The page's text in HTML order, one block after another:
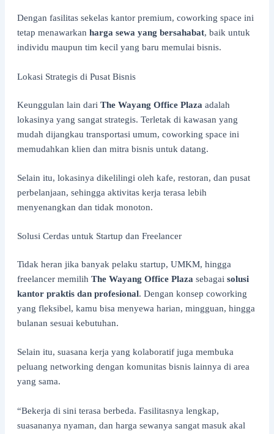
Dengan fasilitas sekelas kantor premium, coworking space ini
tetap menawarkan harga sewa yang bersahabat, baik untuk
individu maupun tim kecil yang baru memulai bisnis.
Lokasi Strategis di Pusat Bisnis
Keunggulan lain dari The Wayang Office Plaza adalah
lokasinya yang sangat strategis. Terletak di kawasan yang
mudah dijangkau transportasi umum, coworking space ini
memudahkan klien dan mitra bisnis untuk datang.
Selain itu, lokasinya dikelilingi oleh kafe, restoran, dan pusat
perbelanjaan, sehingga aktivitas kerja terasa lebih
menyenangkan dan tidak monoton.
Solusi Cerdas untuk Startup dan Freelancer
Tidak heran jika banyak pelaku startup, UMKM, hingga
freelancer memilih The Wayang Office Plaza sebagai solusi
kantor praktis dan profesional. Dengan konsep coworking
yang fleksibel, kamu bisa menyewa harian, mingguan, hingga
bulanan sesuai kebutuhan.
Selain itu, suasana kerja yang kolaboratif juga membuka
peluang networking dengan komunitas bisnis lainnya di area
yang sama.
“Bekerja di sini terasa berbeda. Fasilitasnya lengkap,
suasananya nyaman, dan harga sewanya sangat masuk akal